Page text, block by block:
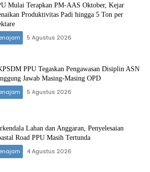
Mulai Terapkan PM-AAS Oktober, Kejar
Produktivitas Padi hingga 5 Ton per
5 Agustus 2026
PPU Tegaskan Pengawasan Disiplin ASN
Jawab Masing-Masing OPD
5 Agustus 2026
Lahan dan Anggaran, Penyelesaian
Road PPU Masih Tertunda
4 Agustus 2026